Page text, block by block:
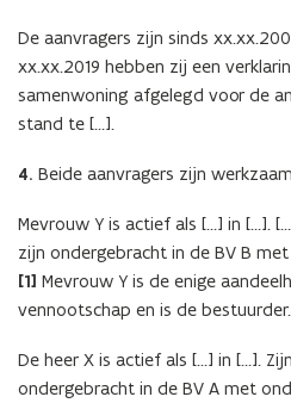
De aanvragers zijn sinds
xx.xx.2019 hebben zij een
samenwoning afgelegd voor de
stand te […].
4. Beide aanvragers zijn
Mevrouw Y is actief als […] in […].
zijn ondergebracht in de BV B
[1] Mevrouw Y is de enige
vennootschap en is de bestuurder.
De heer X is actief als […] in […].
ondergebracht in de BV A met